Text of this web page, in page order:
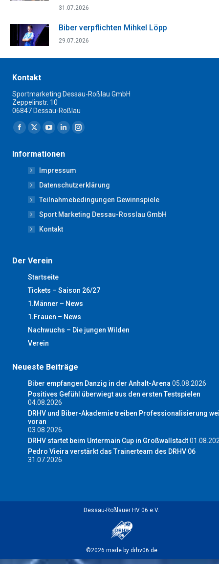
31.07.2026
Biber verpflichten Mihkel Löpp
29.07.2026
Kontakt
Sportmarketing Dessau-Roßlau GmbH
Zeppelinstr. 10
06847 Dessau-Roßlau
Finden Sie uns auf:
Facebook
opens
new
window
X
opens
in
new
window
YouTube
opens
in
new
window
Linkedin
opens
in
new
window
Instagram
new
window
Informationen
Impressum
Datenschutzerklärung
Teilnahmebedingungen Gewinnspiele
Sport Marketing Dessau-Rosslau GmbH
Kontakt
Der Verein
Startseite
Tickets – Saison 26/27
1.Männer – News
1.Frauen – News
Nachwuchs – Die jungen Wilden
Verein
Neueste Beiträge
Biber empfangen Danzig in der Anhalt-Arena 05.08.2026
Positives Gefühl überwiegt aus den ersten Testspielen
04.08.2026
DRHV und Biber-Akademie treiben Professionalisierung
voran
03.08.2026
DRHV startet beim Untermain Cup in Großwallstadt
Pedro Vieira verstärkt das Trainerteam des DRHV 06
31.07.2026
Dessau-Roßlauer HV 06 e.V.
©2026 made by drhv06.de